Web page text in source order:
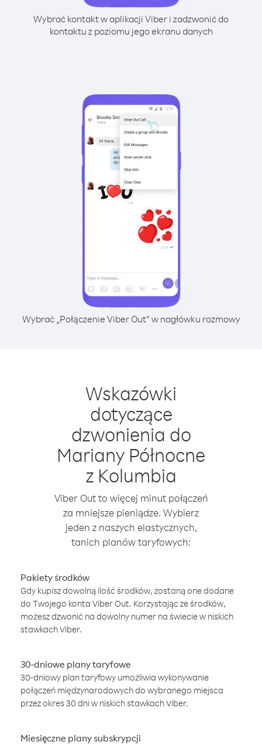
Wybrać kontakt w aplikacji Viber i zadzwonić do
kontaktu z poziomu jego ekranu danych
Wybrać „Połączenie Viber Out” w nagłówku rozmowy
Wskazówki
dotyczące
dzwonienia do
Mariany Północne
z Kolumbia
Viber Out to więcej minut połączeń
za mniejsze pieniądze. Wybierz
jeden z naszych elastycznych,
tanich planów taryfowych:
Pakiety środków
Gdy kupisz dowolną ilość środków, zostaną one dodane
do Twojego konta Viber Out. Korzystając ze środków,
możesz dzwonić na dowolny numer na świecie w niskich
stawkach Viber.
30-dniowe plany taryfowe
30-dniowy plan taryfowy umożliwia wykonywanie
połączeń międzynarodowych do wybranego miejsca
przez okres 30 dni w niskich stawkach Viber.
Miesięczne plany subskrypcji